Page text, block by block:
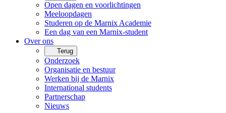
Open dagen en voorlichtingen
Meeloopdagen
Studeren op de Marnix Academie
Een dag van een Marnix-student
Over ons
Terug
Onderzoek
Organisatie en bestuur
Werken bij de Marnix
International students
Partnerschap
Nieuws